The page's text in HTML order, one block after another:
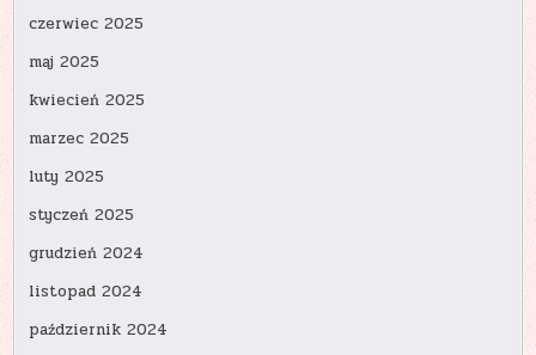
czerwiec 2025
maj 2025
kwiecień 2025
marzec 2025
luty 2025
styczeń 2025
grudzień 2024
listopad 2024
październik 2024